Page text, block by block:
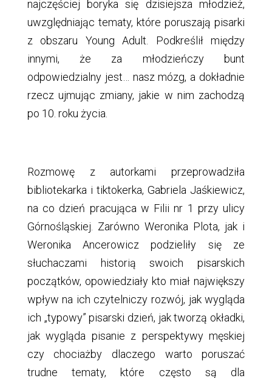
najczęściej boryka się dzisiejsza młodzież,
uwzględniając tematy, które poruszają pisarki
z obszaru Young Adult. Podkreślił między
innymi, że za młodzieńczy bunt
odpowiedzialny jest… nasz mózg, a dokładnie
rzecz ujmując zmiany, jakie w nim zachodzą
po 10. roku życia.
Rozmowę z autorkami przeprowadziła
bibliotekarka i tiktokerka, Gabriela Jaśkiewicz,
na co dzień pracująca w Filii nr 1 przy ulicy
Górnośląskiej. Zarówno Weronika Plota, jak i
Weronika Ancerowicz podzieliły się ze
słuchaczami historią swoich pisarskich
początków, opowiedziały kto miał największy
wpływ na ich czytelniczy rozwój, jak wygląda
ich „typowy” pisarski dzień, jak tworzą okładki,
jak wygląda pisanie z perspektywy męskiej
czy chociażby dlaczego warto poruszać
trudne tematy, które często są dla